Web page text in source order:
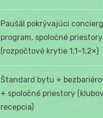
Paušál pokrývajúci
program, spoločné priestory
(rozpočtové krytie 1,1–1,2×)
Štandard bytu +
+ spoločné priestory
recepcia)